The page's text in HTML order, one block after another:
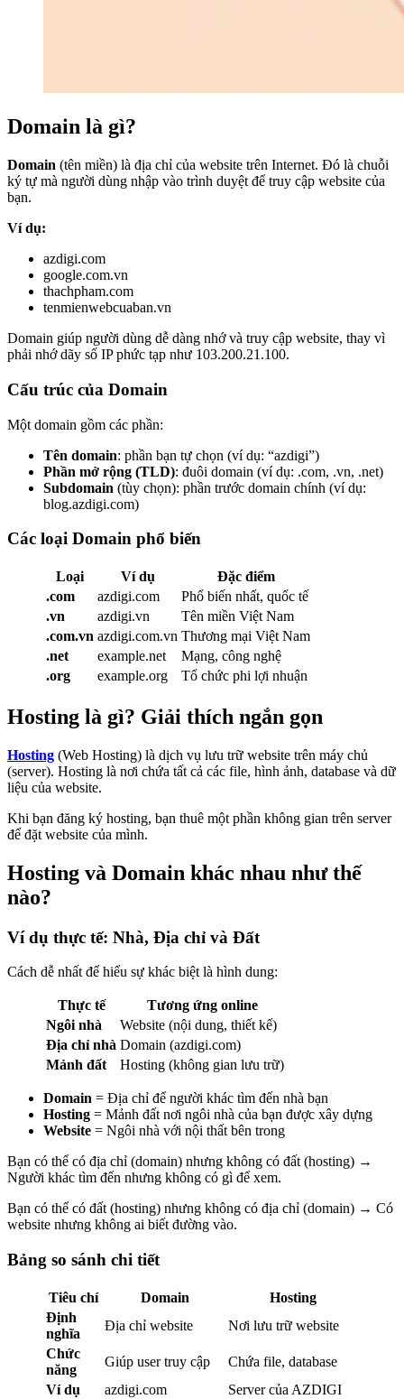
Domain là gì?
Domain (tên miền) là địa chỉ của website trên Internet. Đó là chuỗi
ký tự mà người dùng nhập vào trình duyệt để truy cập website của
bạn.
Ví dụ:
azdigi.com
google.com.vn
thachpham.com
tenmienwebcuaban.vn
Domain giúp người dùng dễ dàng nhớ và truy cập website, thay vì
phải nhớ dãy số IP phức tạp như 103.200.21.100.
Cấu trúc của Domain
Một domain gồm các phần:
Tên domain: phần bạn tự chọn (ví dụ: “azdigi”)
Phần mở rộng (TLD): đuôi domain (ví dụ: .com, .vn, .net)
Subdomain (tùy chọn): phần trước domain chính (ví dụ:
blog.azdigi.com)
Các loại Domain phổ biến
Loại Ví dụ
Đặc điểm
.com
azdigi.com
Phổ biến nhất, quốc tế
.vn
azdigi.vn
Tên miền Việt Nam
.com.vn azdigi.com.vn Thương mại Việt Nam
.net
example.net
Mạng, công nghệ
.org
example.org Tổ chức phi lợi nhuận
Hosting là gì? Giải thích ngắn gọn
Hosting (Web Hosting) là dịch vụ lưu trữ website trên máy chủ
(server). Hosting là nơi chứa tất cả các file, hình ảnh, database và dữ
liệu của website.
Khi bạn đăng ký hosting, bạn thuê một phần không gian trên server
để đặt website của mình.
Hosting và Domain khác nhau như thế
nào?
Ví dụ thực tế: Nhà, Địa chỉ và Đất
Cách dễ nhất để hiểu sự khác biệt là hình dung:
Thực tế
Tương ứng online
Ngôi nhà
Website (nội dung, thiết kế)
Địa chỉ nhà Domain (azdigi.com)
Mảnh đất
Hosting (không gian lưu trữ)
Domain = Địa chỉ để người khác tìm đến nhà bạn
Hosting = Mảnh đất nơi ngôi nhà của bạn được xây dựng
Website = Ngôi nhà với nội thất bên trong
Bạn có thể có địa chỉ (domain) nhưng không có đất (hosting) →
Người khác tìm đến nhưng không có gì để xem.
Bạn có thể có đất (hosting) nhưng không có địa chỉ (domain) → Có
website nhưng không ai biết đường vào.
Bảng so sánh chi tiết
Tiêu chí Domain
Hosting
Định
nghĩa
Địa chỉ website
Nơi lưu trữ website
Chức
năng
Giúp user truy cập
Chứa file, database
Ví dụ
azdigi.com
Server của AZDIGI